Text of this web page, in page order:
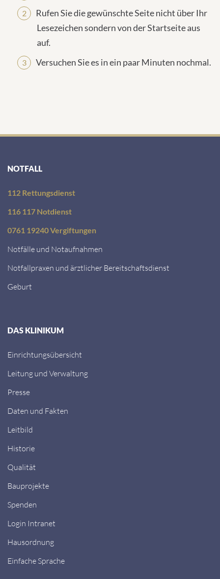
Rufen Sie die gewünschte Seite nicht über Ihr
Lesezeichen sondern von der Startseite aus
auf.
Versuchen Sie es in ein paar Minuten nochmal.
NOTFALL
112 Rettungsdienst
116 117 Notdienst
0761 19240 Vergiftungen
Notfälle und Notaufnahmen
Notfallpraxen und ärztlicher Bereitschaftsdienst
Geburt
DAS KLINIKUM
Einrichtungsübersicht
Leitung und Verwaltung
Presse
Daten und Fakten
Leitbild
Historie
Qualität
Bauprojekte
Spenden
Login Intranet
Hausordnung
Einfache Sprache